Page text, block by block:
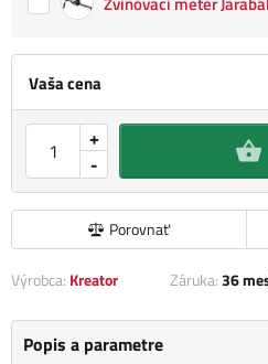
Vaša cena
-
+
Porovnať
Výrobca: Kreator Záruka:36
Popis a parametre